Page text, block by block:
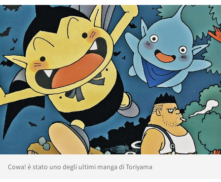
Cowa! è stato uno degli ultimi manga di Toriyama